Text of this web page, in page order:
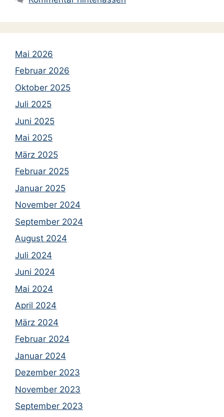
Mai 2026
Februar 2026
Oktober 2025
Juli 2025
Juni 2025
Mai 2025
März 2025
Februar 2025
Januar 2025
November 2024
September 2024
August 2024
Juli 2024
Juni 2024
Mai 2024
April 2024
März 2024
Februar 2024
Januar 2024
Dezember 2023
November 2023
September 2023